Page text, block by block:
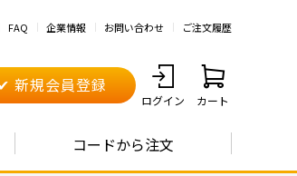
FAQ 企業情報 お問い合わせ ご注文履歴
新規会員登録
ログイン カート
コードから注文